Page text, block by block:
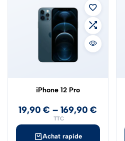
Achat rapide
iPhone 12 Pro
19,90€ – 169,90€
TTC